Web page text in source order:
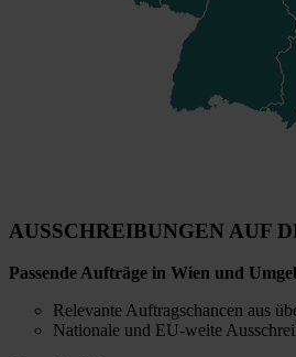
AUSSCHREIBUNGEN AUF
Passende Aufträge in Wien und
Relevante Auftragschancen aus
Nationale und EU-weite